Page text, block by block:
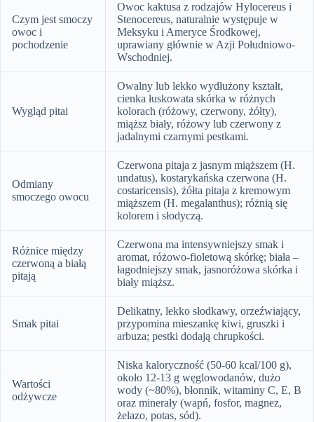
Czym jest smoczy
owoc i
pochodzenie
Owoc kaktusa z rodzajów Hylocereus i
Stenocereus, naturalnie występuje w
Meksyku i Ameryce Środkowej,
uprawiany głównie w Azji Południowo-
Wschodniej.
Wygląd pitai
Owalny lub lekko wydłużony kształt,
cienka łuskowata skórka w różnych
kolorach (różowy, czerwony, żółty),
miąższ biały, różowy lub czerwony z
jadalnymi czarnymi pestkami.
Odmiany
smoczego owocu
Czerwona pitaja z jasnym miąższem (H.
undatus), kostarykańska czerwona (H.
costaricensis), żółta pitaja z kremowym
miąższem (H. megalanthus); różnią się
kolorem i słodyczą.
Różnice między
czerwoną a białą
pitają
Czerwona ma intensywniejszy smak i
aromat, różowo-fioletową skórkę; biała –
łagodniejszy smak, jasnoróżowa skórka i
biały miąższ.
Smak pitai
Delikatny, lekko słodkawy, orzeźwiający,
przypomina mieszankę kiwi, gruszki i
arbuza; pestki dodają chrupkości.
Wartości
odżywcze
Niska kaloryczność (50-60 kcal/100 g),
około 12-13 g węglowodanów, dużo
wody (~80%), błonnik, witaminy C, E, B
oraz minerały (wapń, fosfor, magnez,
żelazo, potas, sód).